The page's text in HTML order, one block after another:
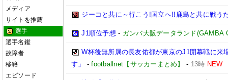
メディア
サイトを推薦
選手
選手名鑑
故障者
移籍
エピソード
ジーコと共に～行こう!国立へ!!鹿島と共に戦う
J1順位予想 - ガンバ大阪データランド(GAMBA
W杯後無所属の長友佑都が東京のJ1開幕戦に来
す」
-footballnet【サッカーまとめ】 - 13時 NEW